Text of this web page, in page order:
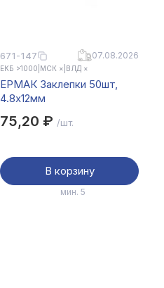
671-147 07.08.2026
ЕКБ >1000 МСК × ВЛД ×
ЕРМАК Заклепки 50шт,
4.8х12мм
75,20 ₽ /шт.
В корзину
мин. 5